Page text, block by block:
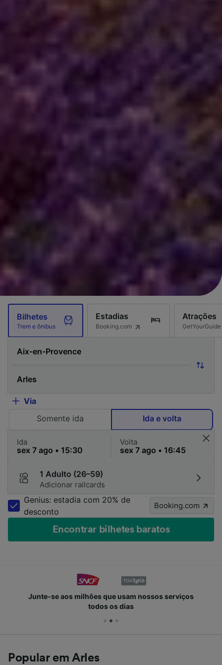
Bilhetes
Trem e ônibus
Estadias
Booking.com
Atrações
GetYourGuide
Via
Somente ida
Ida e volta
Ida Volta
1 Adulto (26–59)
Adicionar railcards
Genius: estadia com 20% de
desconto
Booking.com
Encontrar bilhetes baratos
Junte-se aos milhões que usam nossos serviços
todos os dias
Popular em Arles